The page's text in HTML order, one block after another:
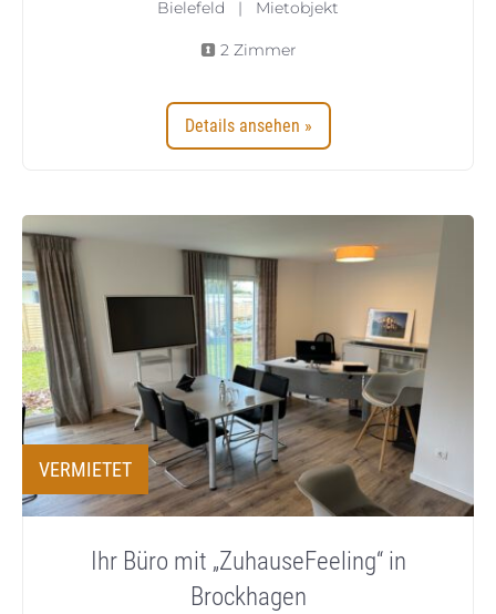
Bielefeld | Mietobjekt
2 Zimmer
Details ansehen »
VERMIETET
Ihr Büro mit „ZuhauseFeeling“ in
Brockhagen